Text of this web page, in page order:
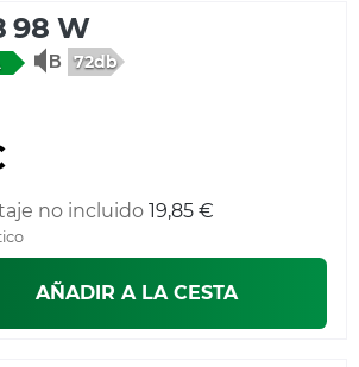
98 W
72db
no incluido 19,85 €
AÑADIR A LA CESTA